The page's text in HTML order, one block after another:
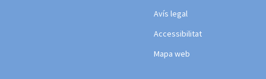
Avís legal
Accessibilitat
Mapa web